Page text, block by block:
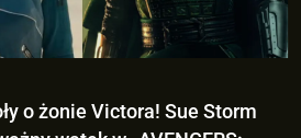
o żonie Victora! Sue Storm